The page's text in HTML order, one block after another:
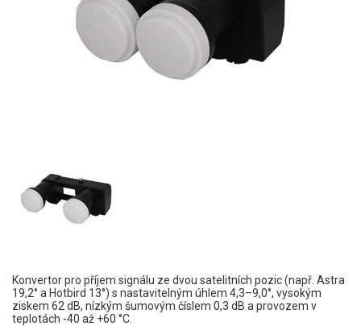
Konvertor pro příjem signálu ze dvou satelitních pozic (např. Astra
19,2° a Hotbird 13°) s nastavitelným úhlem 4,3–9,0°, vysokým
ziskem 62 dB, nízkým šumovým číslem 0,3 dB a provozem v
teplotách -40 až +60 °C.